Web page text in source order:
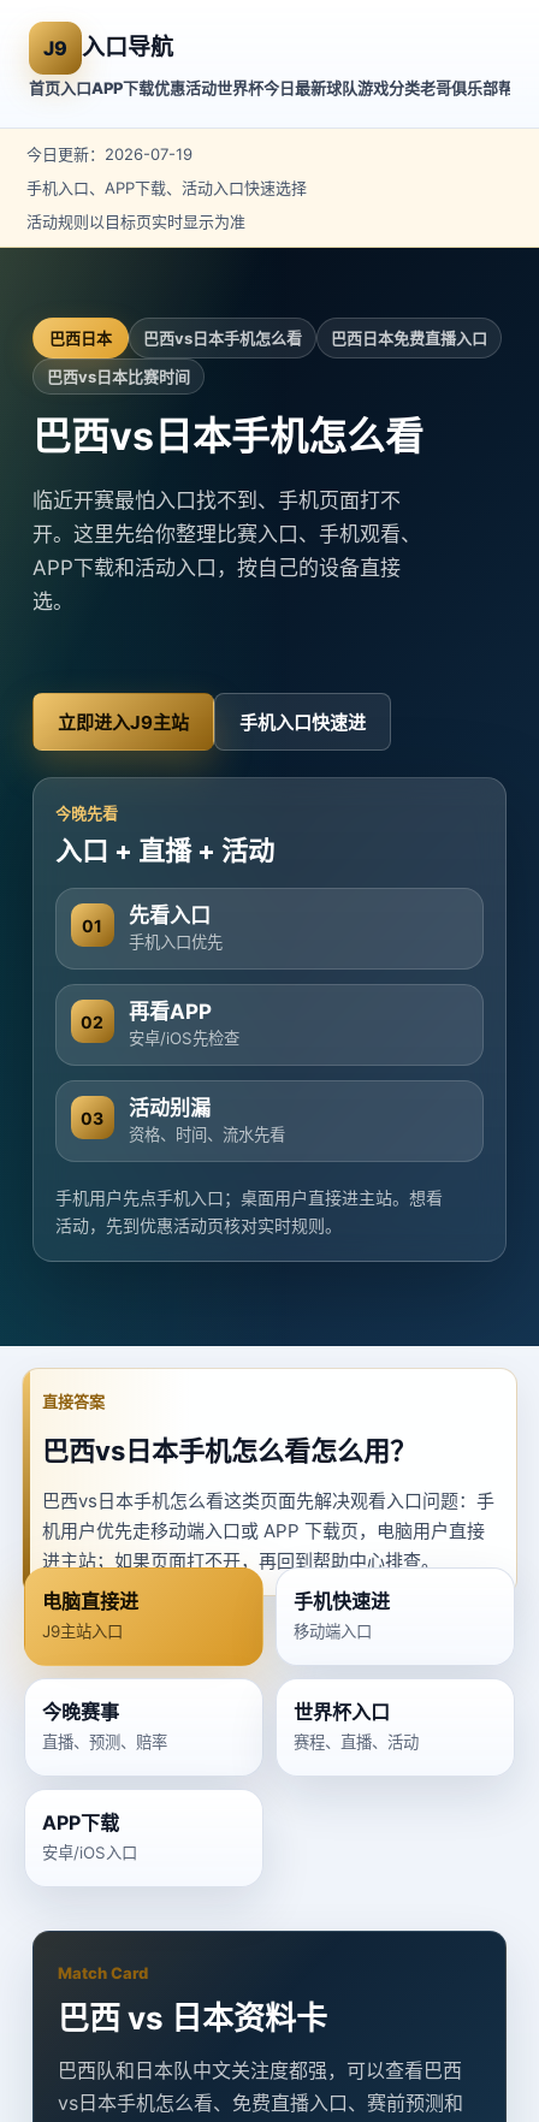
J9 入口导航
首页入口APP下载优惠活动世界杯今日最新球队游戏分类老哥俱乐部帮助
今日更新：2026-07-19
手机入口、APP下载、活动入口快速选择
活动规则以目标页实时显示为准
巴西日本 巴西vs日本手机怎么看
巴西日本免费直播入口
巴西vs日本比赛时间
巴西vs日本手机怎么看
临近开赛最怕入口找不到、手机页面打不
开。这里先给你整理比赛入口、手机观看、
APP下载和活动入口，按自己的设备直接
选。
立即进入J9主站 手机入口快速进
今晚先看
入口 + 直播 + 活动
01 先看入口
手机入口优先
02 再看APP
安卓/iOS先检查
03 活动别漏
资格、时间、流水先看
手机用户先点手机入口；桌面用户直接进主站。想看
活动，先到优惠活动页核对实时规则。
直接答案
巴西vs日本手机怎么看怎么用？
巴西vs日本手机怎么看这类页面先解决观看入口问题：手
机用户优先走移动端入口或 APP 下载页，电脑用户直接
进主站；如果页面打不开，再回到帮助中心排查。
电脑直接进
J9主站入口
手机快速进
移动端入口
今晚赛事
直播、预测、赔率
世界杯入口
赛程、直播、活动
APP下载
安卓/iOS入口
Match Card
巴西 vs 日本资料卡
巴西队和日本队中文关注度都强，可以查看巴西
vs日本手机怎么看、免费直播入口、赛前预测和